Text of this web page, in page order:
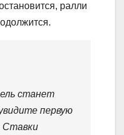
ралли
станет
первую
Ставки